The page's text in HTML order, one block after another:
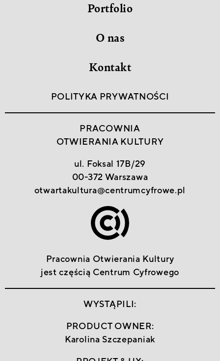
Portfolio
O nas
Kontakt
POLITYKA PRYWATNOŚCI
PRACOWNIA
OTWIERANIA KULTURY
ul. Foksal 17B/29
00-372 Warszawa
otwartakultura@centrumcyfrowe.pl
Pracownia Otwierania Kultury
jest częścią Centrum Cyfrowego
WYSTĄPILI:
PRODUCT OWNER:
Karolina Szczepaniak